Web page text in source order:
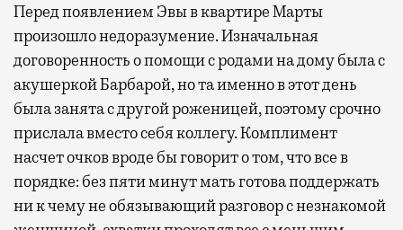
Перед появлением Эвы в квартире Марты
произошло недоразумение. Изначальная
договоренность о помощи с родами на дому была с
акушеркой Барбарой, но та именно в этот день
была занята с другой роженицей, поэтому срочно
прислала вместо себя коллегу. Комплимент
насчет очков вроде бы говорит о том, что все в
порядке: без пяти минут мать готова поддержать
ни к чему не обязывающий разговор с незнакомой